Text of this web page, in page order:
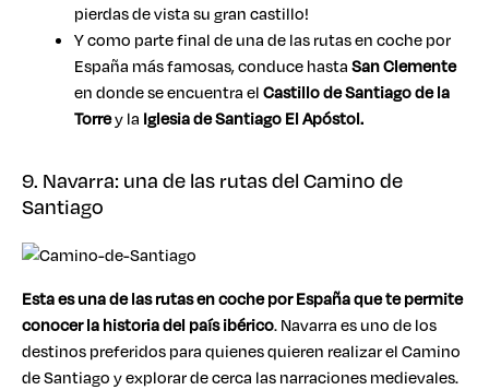
pierdas de vista su gran castillo!
Y como parte final de una de las rutas en coche por
España más famosas, conduce hastaSan Clemente
en donde se encuentra elCastillo de Santiago de la
Torrey la Iglesia de Santiago El Apóstol.
9. Navarra: una de las rutas del Camino de
Santiago
Esta es una de las rutas en coche por España que te permite
conocer lahistoria del país ibérico. Navarra es uno de los
destinos preferidos para quienes quieren realizar el Camino
de Santiago y explorar de cerca las narraciones medievales.